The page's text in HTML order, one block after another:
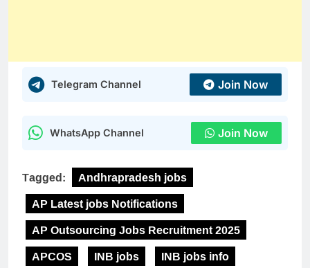
Telegram Channel Join Now
WhatsApp Channel Join Now
Tagged:
Andhrapradesh jobs
AP Latest jobs Notifications
AP Outsourcing Jobs Recruitment 2025
APCOS
INB jobs
INB jobs info